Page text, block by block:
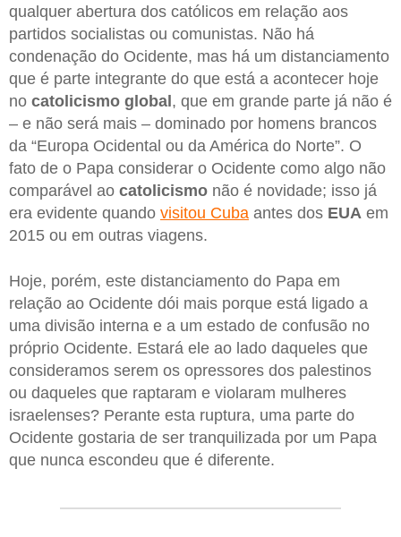
qualquer abertura dos católicos em relação aos
partidos socialistas ou comunistas. Não há
condenação do Ocidente, mas há um distanciamento
que é parte integrante do que está a acontecer hoje
no catolicismo global, que em grande parte já não é
– e não será mais – dominado por homens brancos
da “Europa Ocidental ou da América do Norte”. O
fato de o Papa considerar o Ocidente como algo não
comparável ao catolicismo não é novidade; isso já
era evidente quando visitou Cuba antes dos EUA em
2015 ou em outras viagens.
Hoje, porém, este distanciamento do Papa em
relação ao Ocidente dói mais porque está ligado a
uma divisão interna e a um estado de confusão no
próprio Ocidente. Estará ele ao lado daqueles que
consideramos serem os opressores dos palestinos
ou daqueles que raptaram e violaram mulheres
israelenses? Perante esta ruptura, uma parte do
Ocidente gostaria de ser tranquilizada por um Papa
que nunca escondeu que é diferente.